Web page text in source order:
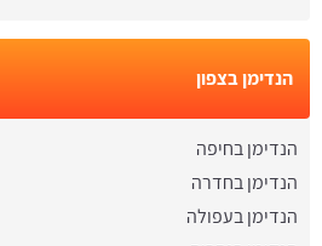
הנדימן בצפון
הנדימן בחיפה
הנדימן בחדרה
הנדימן בעפולה